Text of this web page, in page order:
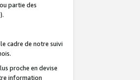
partie des
cadre de notre suivi
proche en devise
information